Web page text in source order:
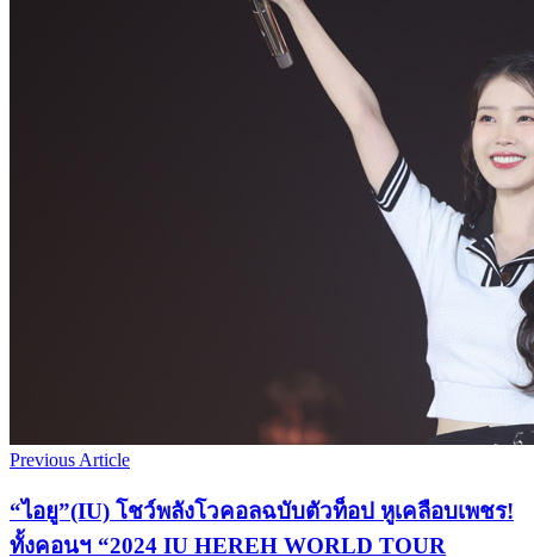
Previous Article
“ไอยู”(IU) โชว์พลังโวคอลฉบับตัวท็อป หูเคลือบเพชร!
ทั้งคอนฯ “2024 IU HEREH WORLD TOUR